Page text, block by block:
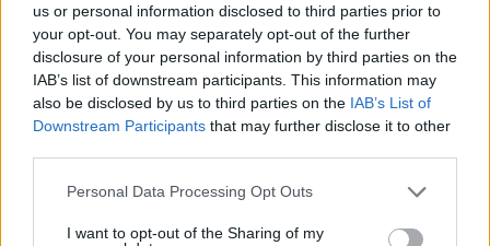
us or personal information disclosed to third parties prior to
your opt-out. You may separately opt-out of the further
disclosure of your personal information by third parties on the
IAB’s list of downstream participants. This information may
also be disclosed by us to third parties on the IAB’s List of
Downstream Participants that may further disclose it to other
Please note that this website/app uses one or more Google
not limited to your visit or usage behaviour. You may click to
Personal Data Processing Opt Outs
I want to opt-out of the Sharing of my
«Δεν ήταν κοντά στο παιδί και πριν
έναν μήνα το είχε αφήσει ξανά μόνο»
λέει ο ιδιοκτήτης του beach bar για
τον πατέρα του 4χρονου στην Πάρο
πριν μία ώρα 10
Η 29χρονη με το χιτζάμπ που έκανε τη